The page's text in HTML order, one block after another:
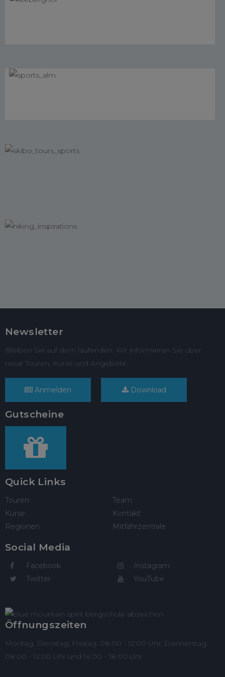
Newsletter
Bleiben Sie auf dem laufenden. Wir informieren Sie über
neue Touren, Kurse und Angebote.
Anmelden Download
Gutscheine
Quick Links
Touren
Kurse
Regionen
Team
Kontakt
Mitfahrzentrale
Social Media
Facebook
Twitter
Instagram
YouTube
Öffnungszeiten
Montag, Dienstag, Freitag: 08:00 - 12:00 Uhr, Donnerstag:
08:00 - 12:00 Uhr und 14:00 - 18:00 Uhr